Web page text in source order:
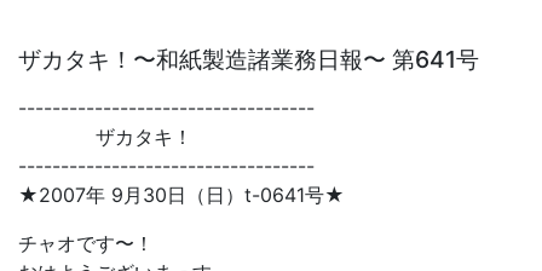
ザカタキ！〜和紙製造諸業務日報〜 第641号
-----------------------------------
ザカタキ！
-----------------------------------
★2007年 9月30日（日）t-0641号★
チャオです〜！